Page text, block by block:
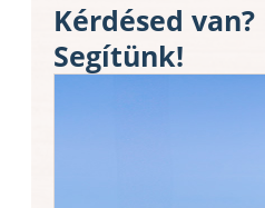
Kérdésed van?
Segítünk!